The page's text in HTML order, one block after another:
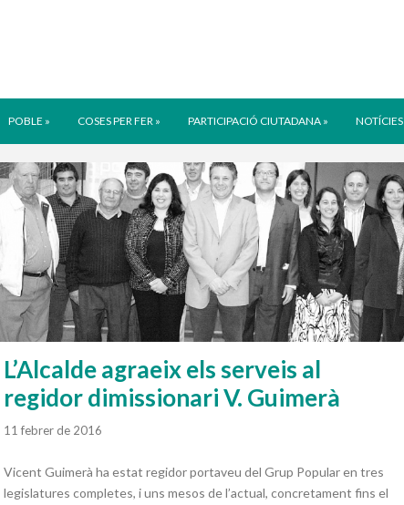
POBLE » COSES PER FER » PARTICIPACIÓ CIUTADANA » NOTÍCIES
L’Alcalde agraeix els serveis al
regidor dimissionari V. Guimerà
11 febrer de 2016
Vicent Guimerà ha estat regidor portaveu del Grup Popular en tres
legislatures completes, i uns mesos de l’actual, concretament fins el